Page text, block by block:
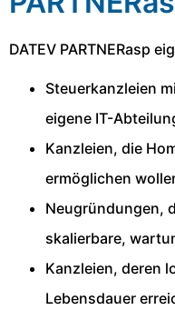
DATEV PARTNERasp
Steuerkanzleien
eigene IT-
Kanzleien, die
ermöglichen
Neugründungen,
skalierbare,
Kanzleien, deren
Lebensdauer